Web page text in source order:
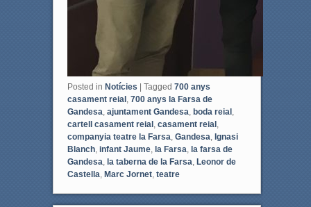
Posted in Notícies Tagged 700 anys
casament reial , 700 anys la Farsa de
Gandesa, ajuntament Gandesa, boda reial ,
cartell casament reial , casament reial ,
companyia teatre la Farsa, Gandesa, Ignasi
Blanch, infant Jaume, la Farsa, la farsa de
Gandesa, la taberna de la Farsa, Leonor de
Castella, Marc Jornet, teatre